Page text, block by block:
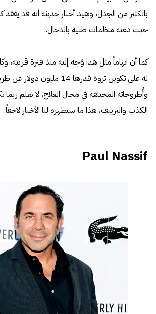
بالكثير من الجدل، وتفيد أخبار حديثة أنه قد يفقد
حيث دعته منظمات طبية بالدجال..
كما أن اتهاماً مثل هذا وُجه إليه منذ فترة قريبة،
له على تكوين ثروة قدرها 14
وأُطروحاته المختلفة في مجال العلاج، لا نعلم
الكذب والتزييف، هذا ما ستظهره لنا الأخبار لاحقاً.
Paul Nassif